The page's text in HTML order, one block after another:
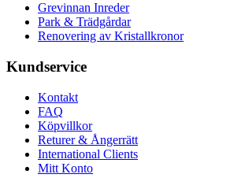
Grevinnan Inreder
Park & Trädgårdar
Renovering av Kristallkronor
Kundservice
Kontakt
FAQ
Köpvillkor
Returer & Ångerrätt
International Clients
Mitt Konto